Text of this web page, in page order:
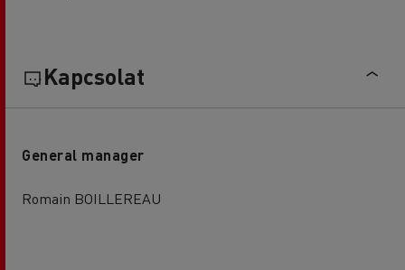
Kapcsolat
General manager
Romain BOILLEREAU